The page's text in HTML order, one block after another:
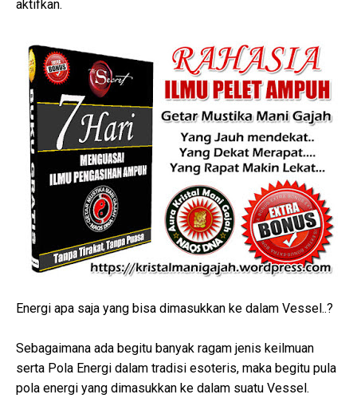
aktifkan.
Energi apa saja yang bisa dimasukkan ke dalam Vessel..?
Sebagaimana ada begitu banyak ragam jenis keilmuan
serta Pola Energi dalam tradisi esoteris, maka begitu pula
pola energi yang dimasukkan ke dalam suatu Vessel.